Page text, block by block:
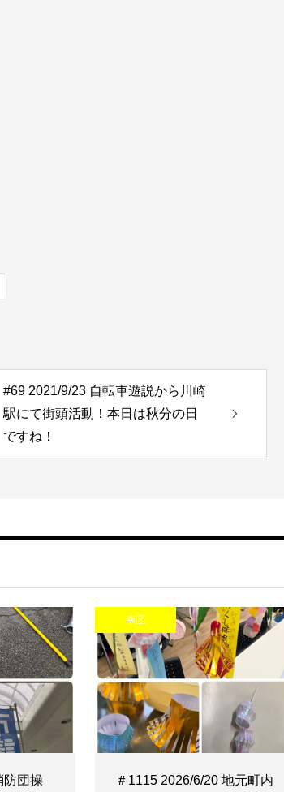
#69 2021/9/23 自転車遊説から川崎
駅にて街頭活動！本日は秋分の日
ですね！
防団操
幸区
＃1115 2026/6/20 地元町内